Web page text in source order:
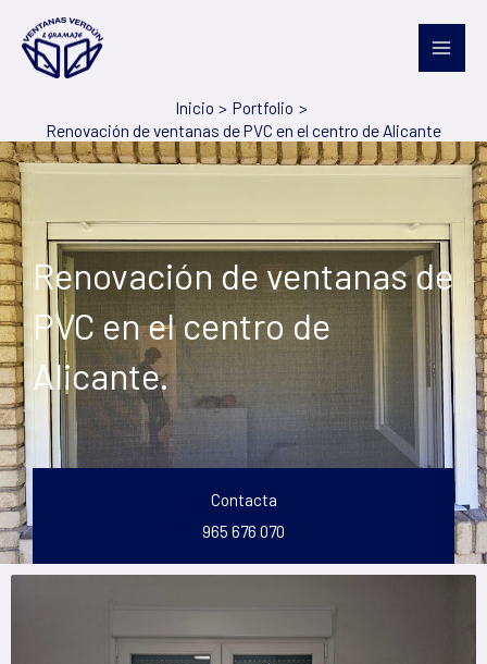
contenido
Inicio
Portfolio
Renovación de ventanas de PVC en el centro de Alicante
Renovación de ventanas de
PVC en el centro de
Alicante.
Contacta
965 676 070